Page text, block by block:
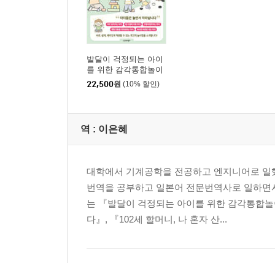
발달이 걱정되는 아이
를 위한 감각통합놀이
22,500원 (10% 할인)
역 : 이은혜
대학에서 기계공학을 전공하고 엔지니어로
번역을 공부하고 일본어 전문번역사로 일하
는 『발달이 걱정되는 아이를 위한 감각통합
다』, 『102세 할머니, 나 혼자 산...